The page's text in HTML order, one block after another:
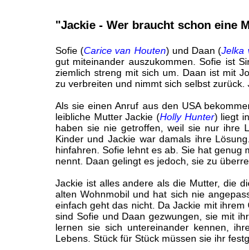
"Jackie - Wer braucht schon eine
Sofie (Carice van Houten) und Daan (Jelka
gut miteinander auszukommen. Sofie ist
ziemlich streng mit sich um. Daan ist mit
zu verbreiten und nimmt sich selbst
Als sie einen Anruf aus den USA
leibliche Mutter Jackie (Holly Hunter) liegt
haben sie nie getroffen, weil sie nur ihre
Kinder und Jackie war damals ihre
hinfahren. Sofie lehnt es ab. Sie hat genug
nennt. Daan gelingt es jedoch, sie zu
Jackie ist alles andere als die Mutter, die
alten Wohnmobil und hat sich nie
einfach geht das nicht. Da Jackie mit
sind Sofie und Daan gezwungen, sie mit
lernen sie sich untereinander kennen,
Lebens. Stück für Stück müssen sie ihr